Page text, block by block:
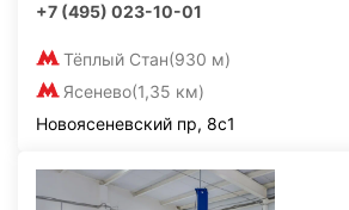
+7 (495) 023-10-01
Тёплый Стан(930 м)
Ясенево(1,35 км)
Новоясеневский пр, 8с1